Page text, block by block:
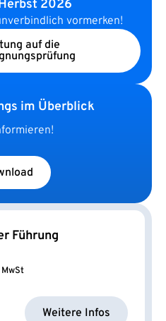
Führung
MwSt
Weitere Infos
2026
vormerken!
auf die
im Überblick